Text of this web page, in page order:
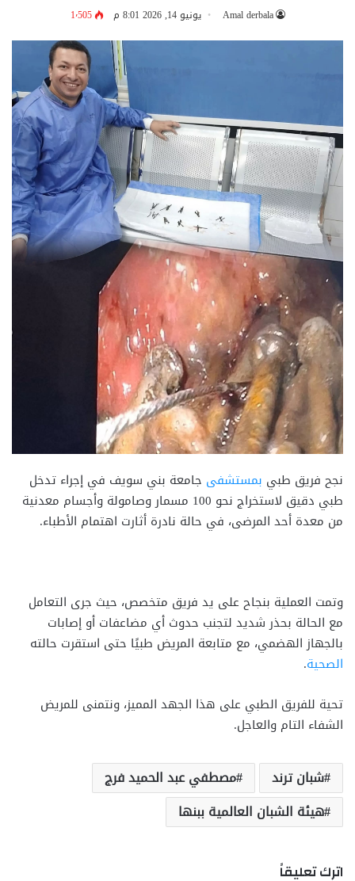
Amal derbala يونيو 14, 2026 8:01 م 1٬505
نجح فريق طبي بمستشفى جامعة بني سويف في إجراء تدخل
طبي دقيق لاستخراج نحو 100 مسمار وصامولة وأجسام معدنية
من معدة أحد المرضى، في حالة نادرة أثارت اهتمام الأطباء.
وتمت العملية بنجاح على يد فريق متخصص، حيث جرى التعامل
مع الحالة بحذر شديد لتجنب حدوث أي مضاعفات أو إصابات
بالجهاز الهضمي، مع متابعة المريض طبيًا حتى استقرت حالته
الصحية.
تحية للفريق الطبي على هذا الجهد المميز، ونتمنى للمريض
الشفاء التام والعاجل.
شبان ترند
مصطفي عبد الحميد فرج
هيئة الشبان العالمية ببنها
اترك تعليقاً